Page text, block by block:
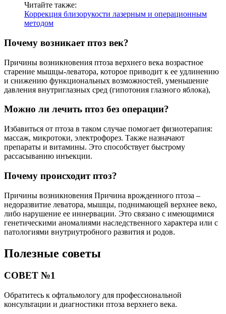
Читайте также:
Коррекция близорукости лазерным и операционным
методом
Почему возникает птоз век?
Причины возникновения птоза верхнего века возрастное
старение мышцы-леватора, которое приводит к ее удлинению
и снижению функциональных возможностей, уменьшение
давления внутриглазных сред (гипотония глазного яблока),
Можно ли лечить птоз без операции?
Избавиться от птоза в таком случае помогает физиотерапия:
массаж, микротоки, электрофорез. Также назначают
препараты и витамины. Это способствует быстрому
рассасыванию инъекции.
Почему происходит птоз?
Причины возникновения Причина врожденного птоза –
недоразвитие леватора, мышцы, поднимающей верхнее веко,
либо нарушение ее иннервации. Это связано с имеющимися
генетическими аномалиями наследственного характера или с
патологиями внутриутробного развития и родов.
Полезные советы
СОВЕТ №1
Обратитесь к офтальмологу для профессиональной
консультации и диагностики птоза верхнего века.